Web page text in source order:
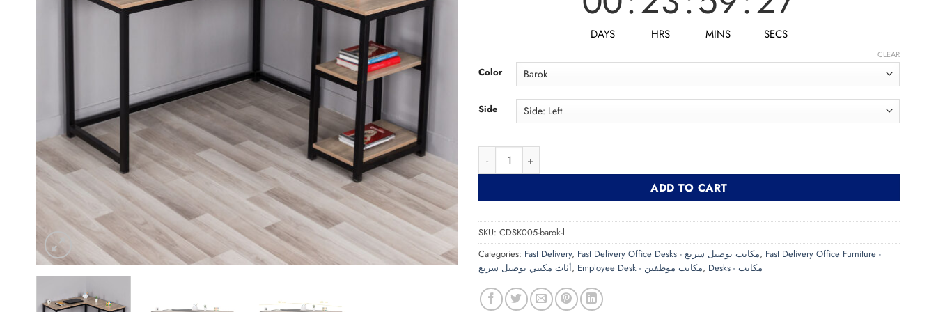
DAYS HRS MINS SECS
Color
Side
CLEAR
ADD TO CART
SKU: CDSK005-barok-l
Categories: Fast Delivery, Fast Delivery Office Desks - مكاتب توصيل سريع, Fast Delivery Office Furniture -
أثاث مكتبي توصيل سريع, Employee Desk - مكاتب موظفين, Desks - مكاتب